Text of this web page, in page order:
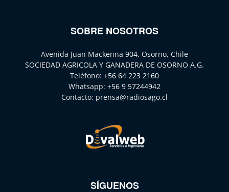
SOBRE NOSOTROS
Avenida Juan Mackenna 904, Osorno, Chile
SOCIEDAD AGRICOLA Y GANADERA DE OSORNO A.G.
Teléfono: +56 64 223 2160
Whatsapp: +56 9 57244942
Contacto: prensa@radiosago.cl
SÍGUENOS